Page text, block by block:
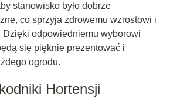
stanowisko było dobrze
co sprzyja zdrowemu wzrostowi i
Dzięki odpowiedniemu wyborowi
się pięknie prezentować i
ogrodu.
Hortensji